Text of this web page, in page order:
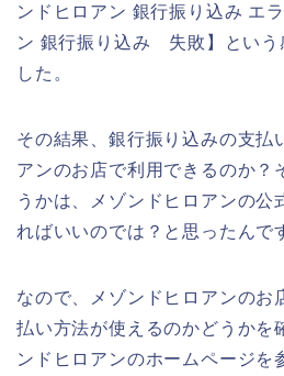
ンドヒロアン 銀行振り込み エ
ン 銀行振り込み 失敗】という
した。
その結果、銀行振り込みの支払
アンのお店で利用できるのか？
うかは、メゾンドヒロアンの公
ればいいのでは？と思ったんで
なので、メゾンドヒロアンのお
払い方法が使えるのかどうかを
ンドヒロアンのホームページを